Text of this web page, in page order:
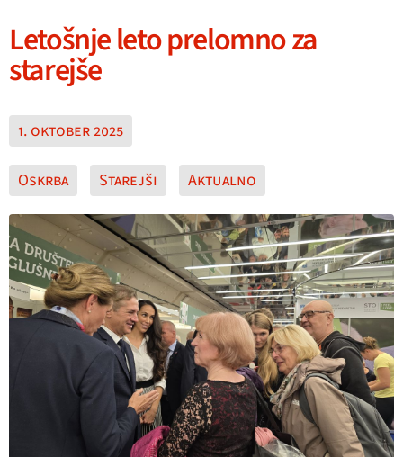
Letošnje leto prelomno za
starejše
1. oktober 2025
Oskrba Starejši Aktualno